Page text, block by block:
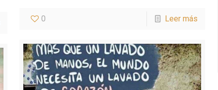
0 Leer más